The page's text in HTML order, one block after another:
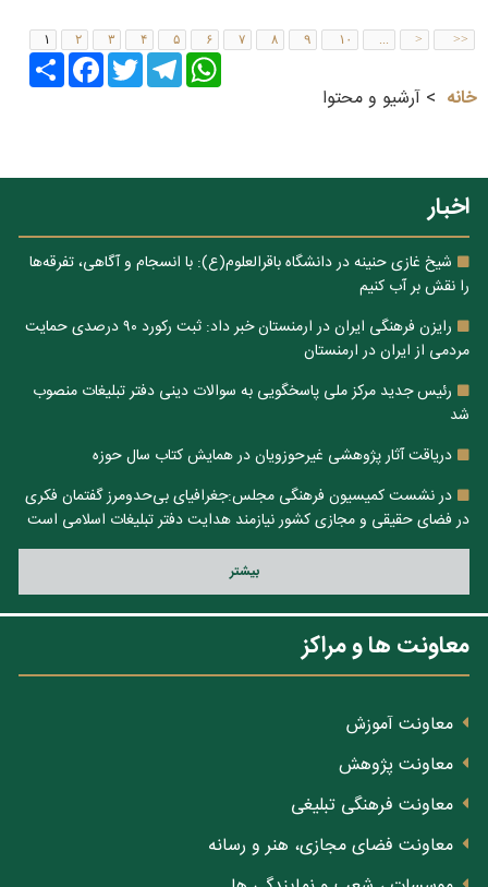
۱ ۲ ۳ ۴ ۵ ۶ ۷ ۸ ۹ ۱۰ ... > >>
Share
FacebookTwitter
Telegram
WhatsApp
خانه
آرشیو و محتوا
اخبار
شیخ غازی حنینه در دانشگاه باقرالعلوم(ع): با انسجام و آگاهی، تفرقه‌ها
را نقش بر آب کنیم
رایزن فرهنگی ایران در ارمنستان خبر داد: ثبت رکورد ۹۰ درصدی حمایت
مردمی از ایران در ارمنستان
رئیس جدید مرکز ملی پاسخگویی به سوالات دینی دفتر تبلیغات منصوب
شد
دریاقت آثار پژوهشی غیرحوزویان در همایش کتاب سال حوزه
در نشست کمیسیون فرهنگی مجلس:جغرافیای بی‌حدومرز گفتمان فکری
در فضای حقیقی و مجازی کشور نیازمند هدایت دفتر تبلیغات اسلامی است
بيشتر
معاونت ها و مراکز
معاونت آموزش
معاونت پژوهش
معاونت فرهنگی تبلیغی
معاونت فضای مجازی، هنر و رسانه